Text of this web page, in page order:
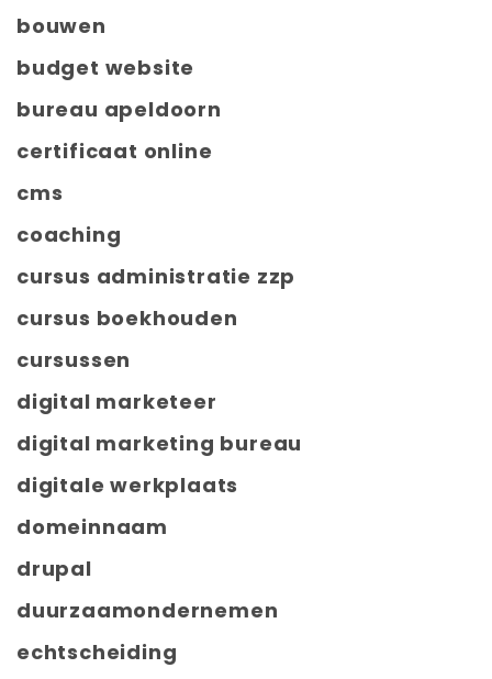
bouwen
budget website
bureau apeldoorn
certificaat online
cms
coaching
cursus administratie zzp
cursus boekhouden
cursussen
digital marketeer
digital marketing bureau
digitale werkplaats
domeinnaam
drupal
duurzaamondernemen
echtscheiding